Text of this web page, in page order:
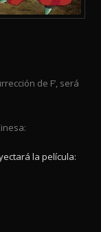
de F’, será
la película: